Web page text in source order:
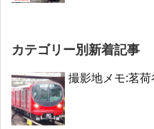
カテゴリー別新着記事
撮影地メモ:茗荷